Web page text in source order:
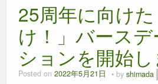
25周年に向け
け！」バース
ションを開始し
Posted on 2022年5月21日 by shimada